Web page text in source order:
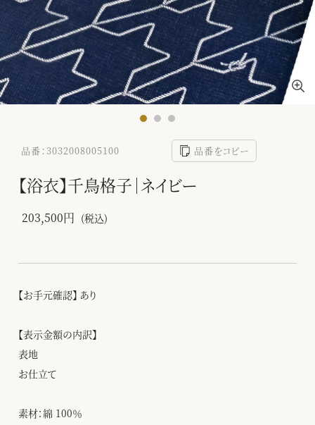
品番：3032008005100 品番をコピー
【浴衣】千鳥格子｜ネイビー
203,500円 (税込)
【お手元確認】 あり
【表示金額の内訳】
表地
お仕立て
素材：綿 100％